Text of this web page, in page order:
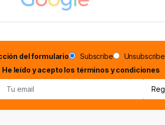
del formulario Subscribe
Unsubscribe
He leído y acepto los términos y condiciones